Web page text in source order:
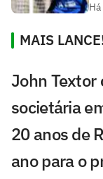
MAIS
John Textor
societária
20 anos de
ano para o